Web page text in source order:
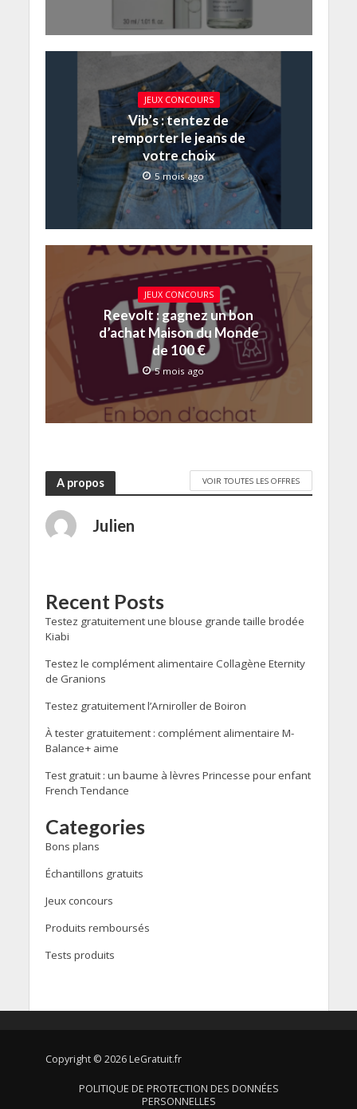
JEUX CONCOURS
Vib’s : tentez de
remporter le jeans de
votre choix
5 mois ago
JEUX CONCOURS
Reevolt : gagnez un bon
d’achat Maison du Monde
de 100 €
5 mois ago
A propos VOIR TOUTES LES OFFRES
Julien
Recent Posts
Testez gratuitement une blouse grande taille brodée
Kiabi
Testez le complément alimentaire Collagène Eternity
de Granions
Testez gratuitement l’Arniroller de Boiron
À tester gratuitement : complément alimentaire M-
Balance+ aime
Test gratuit : un baume à lèvres Princesse pour enfant
French Tendance
Categories
Bons plans
Échantillons gratuits
Jeux concours
Produits remboursés
Tests produits
Copyright © 2026 LeGratuit.fr
POLITIQUE DE PROTECTION DES DONNÉES
PERSONNELLES